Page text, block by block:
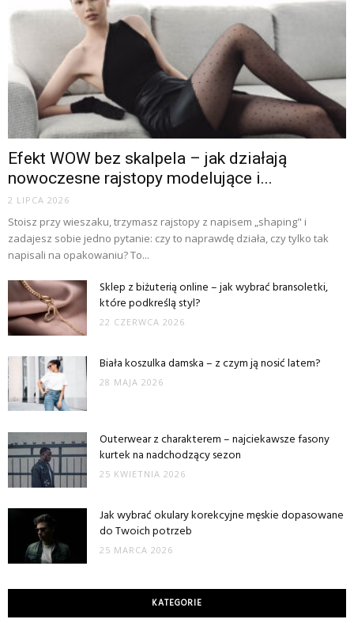
Efekt WOW bez skalpela – jak działają
nowoczesne rajstopy modelujące i...
2 LIPCA 2026
Stoisz przy wieszaku, trzymasz rajstopy z napisem „shaping" i
zadajesz sobie jedno pytanie: czy to naprawdę działa, czy tylko tak
napisali na opakowaniu? To...
Sklep z biżuterią online – jak wybrać bransoletki,
które podkreślą styl?
22 CZERWCA 2026
Biała koszulka damska – z czym ją nosić latem?
28 MAJA 2026
Outerwear z charakterem – najciekawsze fasony
kurtek na nadchodzący sezon
25 KWIETNIA 2026
Jak wybrać okulary korekcyjne męskie dopasowane
do Twoich potrzeb
25 MARCA 2026
KATEGORIE